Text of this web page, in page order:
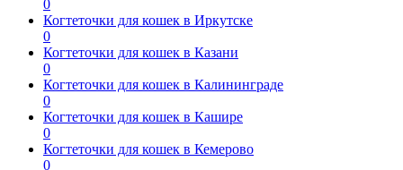
0
Когтеточки для кошек в Иркутске
0
Когтеточки для кошек в Казани
0
Когтеточки для кошек в Калининграде
0
Когтеточки для кошек в Кашире
0
Когтеточки для кошек в Кемерово
0